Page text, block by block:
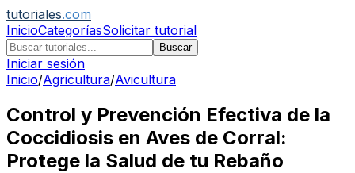
tutoriales.com
InicioCategoríasSolicitar tutorial
Buscar
Iniciar sesión
Inicio/Agricultura/Avicultura
Control y Prevención Efectiva de la
Coccidiosis en Aves de Corral:
Protege la Salud de tu Rebaño